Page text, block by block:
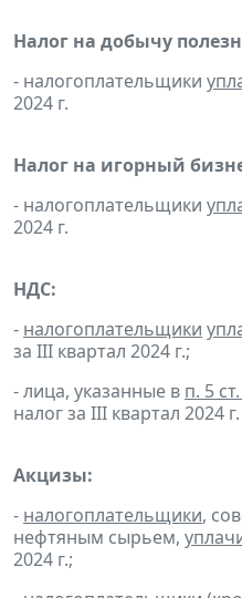
Налог на добычу
- налогоплательщики
2024 г.
Налог на игорный
- налогоплательщики
2024 г.
НДС:
- налогоплательщики
за III квартал 2024 г.;
- лица, указанные в п. 5
налог за III квартал 2024 г.
Акцизы:
- налогоплательщики,
нефтяным сырьем,
2024 г.;